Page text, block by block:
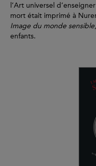
l’Art universel
mort était imprimé à
Image du monde sensible
enfants.